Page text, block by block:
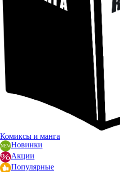
Комиксы и манга
Новинки
Акции
Популярные